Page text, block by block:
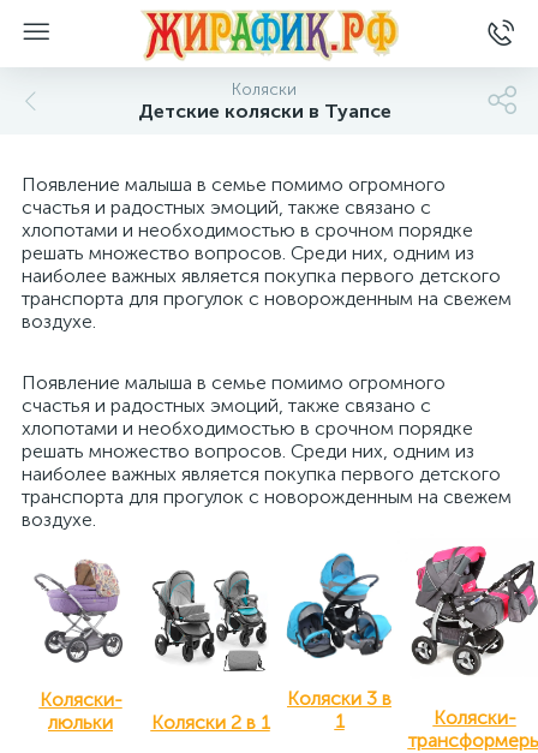
Коляски
Детские коляски в Туапсе
Появление малыша в семье помимо огромного
счастья и радостных эмоций, также связано с
хлопотами и необходимостью в срочном порядке
решать множество вопросов. Среди них, одним из
наиболее важных является покупка первого детского
транспорта для прогулок с новорожденным на свежем
воздухе.
Появление малыша в семье помимо огромного
счастья и радостных эмоций, также связано с
хлопотами и необходимостью в срочном порядке
решать множество вопросов. Среди них, одним из
наиболее важных является покупка первого детского
транспорта для прогулок с новорожденным на свежем
воздухе.
Коляски-
люльки
Коляски 2 в 1
Коляски 3 в
1
Коляски-